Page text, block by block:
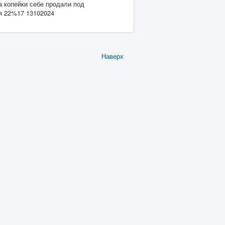
себе продали под
13102024
Наверх